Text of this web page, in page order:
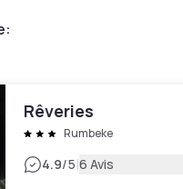
:
Rêveries
Rumbeke
4.9/5|6 Avis